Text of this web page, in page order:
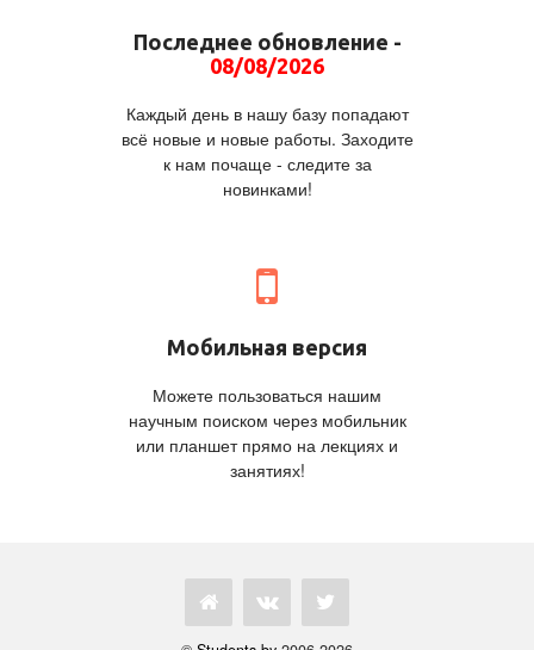
Последнее обновление -
08/08/2026
Каждый день в нашу базу попадают
всё новые и новые работы. Заходите
к нам почаще - следите за
новинками!
Мобильная версия
Можете пользоваться нашим
научным поиском через мобильник
или планшет прямо на лекциях и
занятиях!